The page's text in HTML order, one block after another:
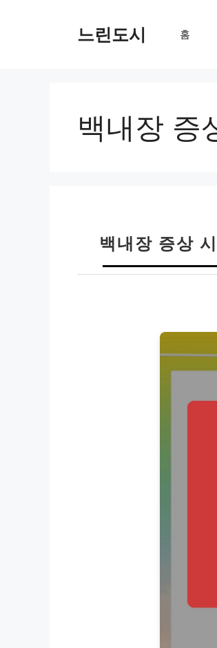
느린도시 홈
백내장 증
백내장 증상